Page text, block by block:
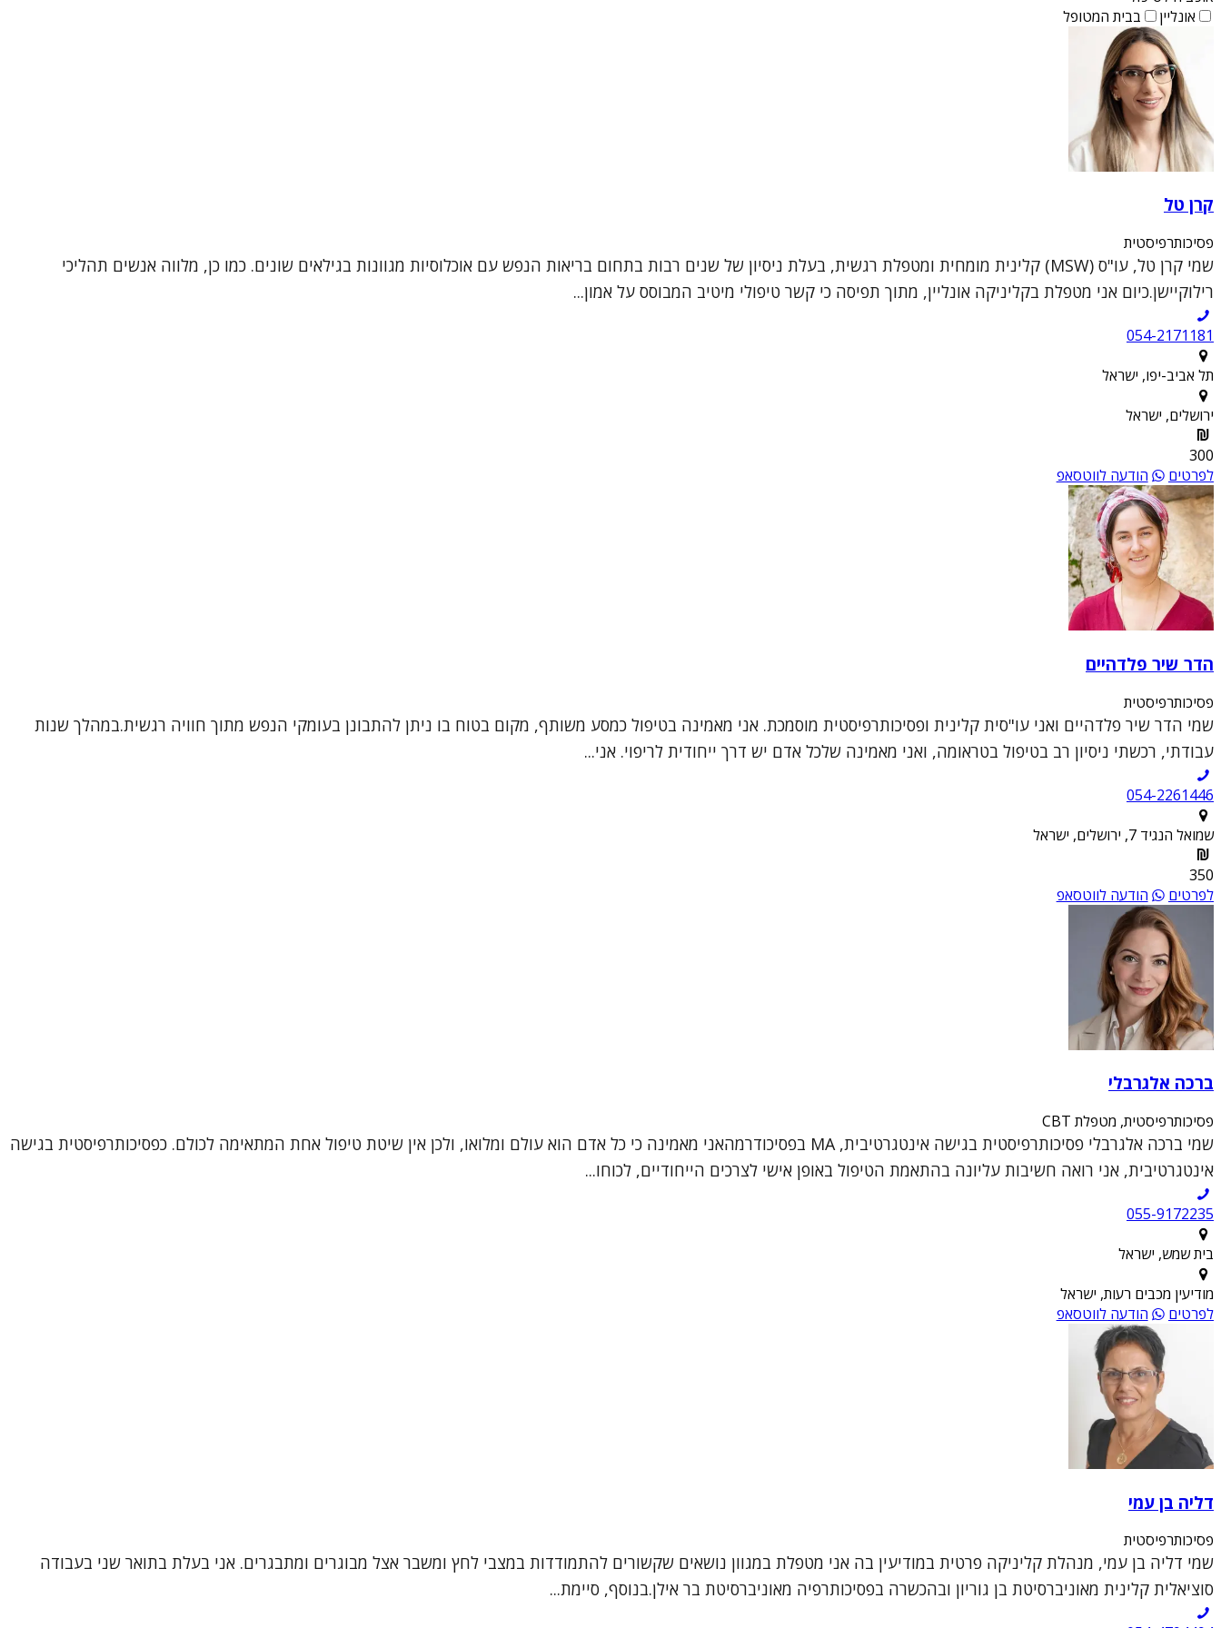
אונליין
בבית המטופל
קרן טל
פסיכותרפיסטית
שמי קרן טל, עו"ס (MSW) קלינית מומחית ומטפלת רגשית, בעלת ניסיון של שנים רבות בתחום בריאות הנפש עם אוכלוסיות מגוונות בגילאים שונים. כמו כן, מלווה אנשים תהליכי
רילוקיישן.כיום אני מטפלת בקליניקה אונליין, מתוך תפיסה כי קשר טיפולי מיטיב המבוסס על אמון...
054-2171181
תל אביב-יפו, ישראל
ירושלים, ישראל
300
לפרטים
הודעה לווטסאפ
הדר שיר פלדהיים
פסיכותרפיסטית
שמי הדר שיר פלדהיים ואני עו"סית קלינית ופסיכותרפיסטית מוסמכת. אני מאמינה בטיפול כמסע משותף, מקום בטוח בו ניתן להתבונן בעומקי הנפש מתוך חוויה רגשית.במהלך שנות
עבודתי, רכשתי ניסיון רב בטיפול בטראומה, ואני מאמינה שלכל אדם יש דרך ייחודית לריפוי. אני...
054-2261446
שמואל הנגיד 7, ירושלים, ישראל
350
לפרטים
הודעה לווטסאפ
ברכה אלגרבלי
פסיכותרפיסטית, מטפלת CBT
שמי ברכה אלגרבלי פסיכותרפיסטית בגישה אינטגרטיבית, MA בפסיכודרמהאני מאמינה כי כל אדם הוא עולם ומלואו, ולכן אין שיטת טיפול אחת המתאימה לכולם. כפסיכותרפיסטית בגישה
אינטגרטיבית, אני רואה חשיבות עליונה בהתאמת הטיפול באופן אישי לצרכים הייחודיים, לכוחו...
055-9172235
בית שמש, ישראל
מודיעין מכבים רעות, ישראל
לפרטים
הודעה לווטסאפ
דליה בן עמי
פסיכותרפיסטית
שמי דליה בן עמי, מנהלת קליניקה פרטית במודיעין בה אני מטפלת במגוון נושאים שקשורים להתמודדות במצבי לחץ ומשבר אצל מבוגרים ומתבגרים. אני בעלת בתואר שני בעבודה
סוציאלית קלינית מאוניברסיטת בן גוריון ובהכשרה בפסיכותרפיה מאוניברסיטת בר אילן.בנוסף, סיימת...